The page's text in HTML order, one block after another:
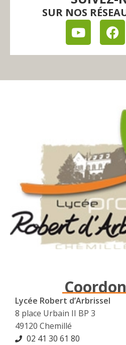
SUR NOS
Lycée Robert d’Arbrissel
8 place Urbain II BP 3
49120 Chemillé
02 41 30 61 80